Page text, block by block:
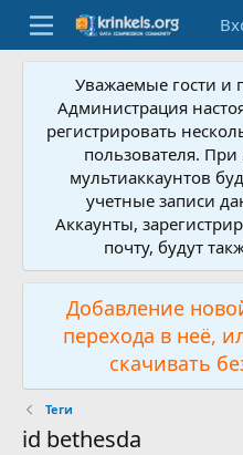
Уважаемые гости и
Администрация
регистрировать
пользователя.
мультиаккаунтов
учетные записи
Аккаунты,
почту, будут
Добавление
перехода в неё,
скачивать
Теги
id bethesda